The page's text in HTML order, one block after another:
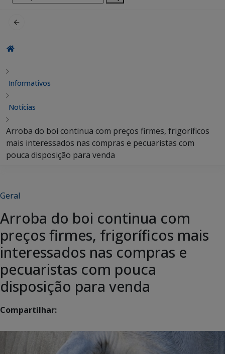
por:
Informativos
Notícias
Arroba do boi continua com preços firmes, frigoríficos
mais interessados nas compras e pecuaristas com
pouca disposição para venda
Geral
Arroba do boi continua com
preços firmes, frigoríficos mais
interessados nas compras e
pecuaristas com pouca
disposição para venda
Compartilhar: